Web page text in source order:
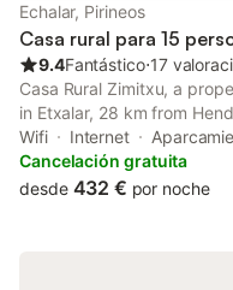
Echalar, Pirineos
Casa rural para 15
9.4Fantástico⋅17
Casa Rural Zimitxu, a
in Etxalar, 28 km from
FICOBA, as well as 36 km
Wifi Internet
Cancelación gratuita
desde 432 € por noche